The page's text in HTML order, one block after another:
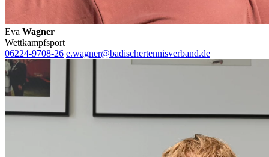
Eva Wagner
Wettkampfsport
06224-9708-26 e.wagner@badischertennisverband.de